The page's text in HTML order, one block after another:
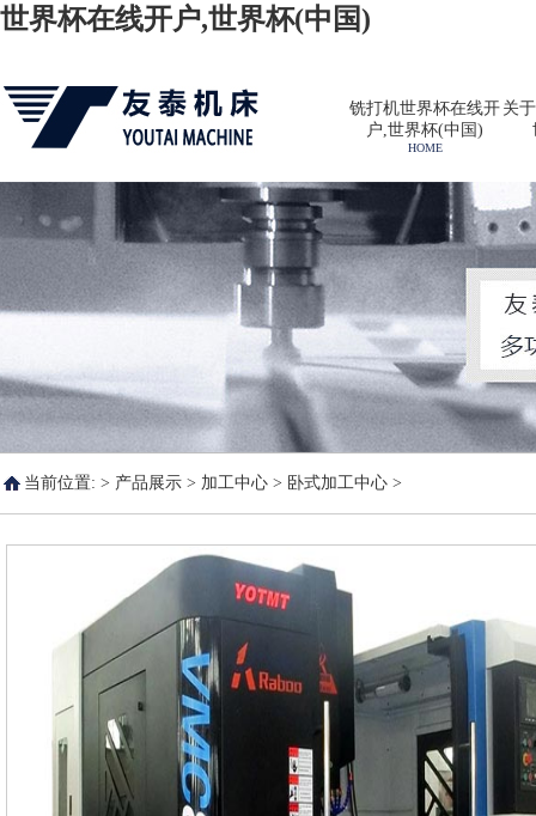
世界杯在线开户,世界杯(中国)
铣打机世界杯在线开
户,世界杯(中国)
HOME
关
当前位置: > 产品展示 > 加工中心 > 卧式加工中心 >